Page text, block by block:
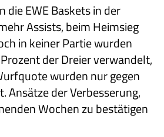
die EWE Baskets in der
Assists, beim Heimsieg
in keiner Partie wurden
der Dreier verwandelt,
wurden nur gegen
Ansätze der Verbesserung,
Wochen zu bestätigen